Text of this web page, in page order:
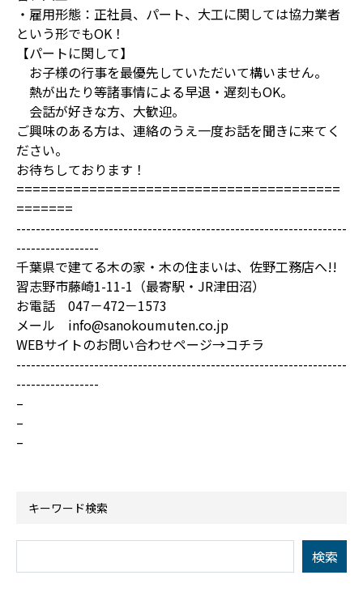
・雇用形態：正社員、パート、大工に関しては協力業者
という形でもOK！
【パートに関して】
お子様の行事を最優先していただいて構いません。
熱が出たり等諸事情による早退・遅刻もOK。
会話が好きな方、大歓迎。
ご興味のある方は、連絡のうえ一度お話を聞きに来てく
ださい。
お待ちしております！
========================================
=======
--------------------------------------------------------------------
-----------------
千葉県で建てる木の家・木の住まいは、佐野工務店へ!!
習志野市藤崎1-11-1（最寄駅・JR津田沼）
お電話 047－472－1573
メール info@sanokoumuten.co.jp
WEBサイトのお問い合わせページ→コチラ
--------------------------------------------------------------------
-----------------
–
–
–
キーワード検索